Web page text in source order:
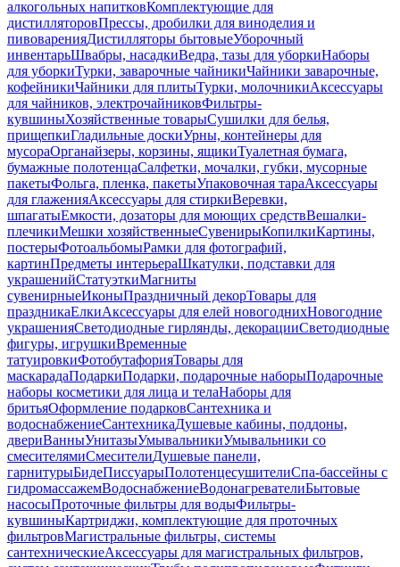
алкогольных напитковКомплектующие для
дистилляторовПрессы, дробилки для виноделия и
пивоваренияДистилляторы бытовыеУборочный
инвентарьШвабры, насадкиВедра, тазы для уборкиНаборы
для уборкиТурки, заварочные чайникиЧайники заварочные,
кофейникиЧайники для плитыТурки, молочникиАксессуары
для чайников, электрочайниковФильтры-
кувшиныХозяйственные товарыСушилки для белья,
прищепкиГладильные доскиУрны, контейнеры для
мусораОрганайзеры, корзины, ящикиТуалетная бумага,
бумажные полотенцаСалфетки, мочалки, губки, мусорные
пакетыФольга, пленка, пакетыУпаковочная тараАксессуары
для глаженияАксессуары для стиркиВеревки,
шпагатыЕмкости, дозаторы для моющих средствВешалки-
плечикиМешки хозяйственныеСувенирыКопилкиКартины,
постерыФотоальбомыРамки для фотографий,
картинПредметы интерьераШкатулки, подставки для
украшенийСтатуэткиМагниты
сувенирныеИконыПраздничный декорТовары для
праздникаЕлкиАксессуары для елей новогоднихНовогодние
украшенияСветодиодные гирлянды, декорацииСветодиодные
фигуры, игрушкиВременные
татуировкиФотобутафорияТовары для
маскарадаПодаркиПодарки, подарочные наборыПодарочные
наборы косметики для лица и телаНаборы для
бритьяОформление подарковСантехника и
водоснабжениеСантехникаДушевые кабины, поддоны,
двериВанныУнитазыУмывальникиУмывальники со
смесителямиСмесителиДушевые панели,
гарнитурыБидеПиссуарыПолотенцесушителиСпа-бассейны с
гидромассажемВодоснабжениеВодонагревателиБытовые
насосыПроточные фильтры для водыФильтры-
кувшиныКартриджи, комплектующие для проточных
фильтровМагистральные фильтры, системы
сантехническиеАксессуары для магистральных фильтров,